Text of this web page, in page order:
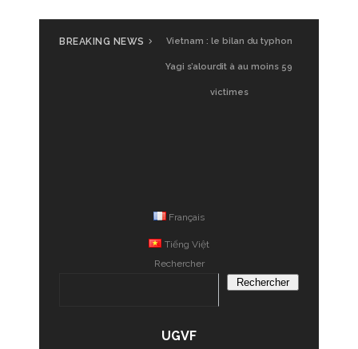
BREAKING NEWS Vietnam : le bilan du typhon
Yagi s’alourdit à au moins 59
victimes
Français
Tiếng Việt
Rechercher
Rechercher
UGVF